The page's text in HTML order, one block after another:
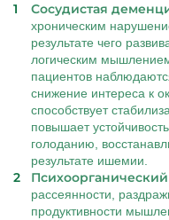
Сосудистая
хроническим
результате чего
логическим
пациентов
снижение интереса к
способствует
повышает
голоданию,
результате ишемии.
рассеянности,
продуктивности